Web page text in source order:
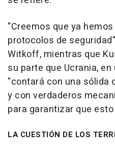
"Creemos que ya
protocolos de
Witkoff, mientras que
su parte que Ucrania,
"contará con una sólida
y con verdaderos
para garantizar que
LA CUESTIÓN DE LOS